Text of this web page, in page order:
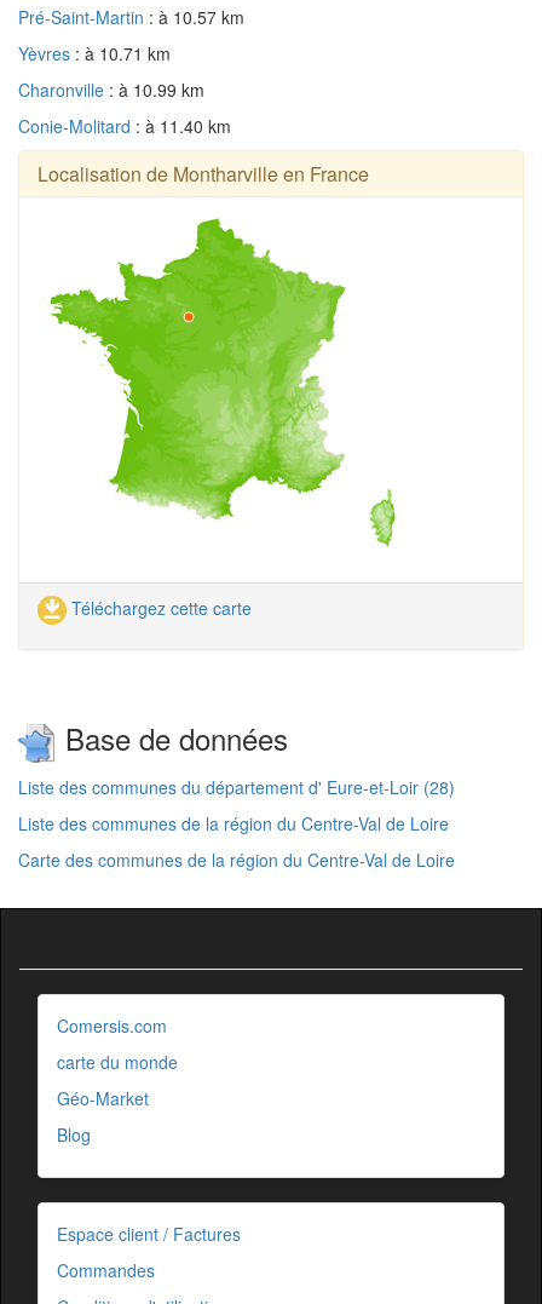
Pré-Saint-Martin : à 10.57 km
Yèvres : à 10.71 km
Charonville : à 10.99 km
Conie-Molitard : à 11.40 km
Localisation de Montharville en France
Téléchargez cette carte
Base de données
Liste des communes du département d' Eure-et-Loir (28)
Liste des communes de la région du Centre-Val de Loire
Carte des communes de la région du Centre-Val de Loire
Comersis.com
carte du monde
Géo-Market
Blog
Espace client / Factures
Commandes